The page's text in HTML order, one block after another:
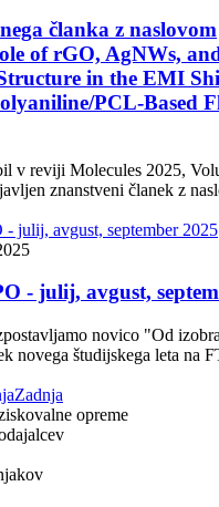
članka z naslovom
of rGO, AgNWs,
in the EMI
PCL-Based
v reviji Molecules 2025,
znanstveni članek z
- julij, avgust,
novico "Od
novega študijskega leta na
Zadnja
opreme